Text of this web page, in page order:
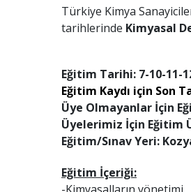
Türkiye Kimya
tarihlerinde Kimyasal
Eğitim Tarihi: 7-10-11-
Eğitim Kaydı için Son
Üye Olmayanlar İçin
Üyelerimiz İçin Eğitim
Eğitim/Sınav Yeri:
Eğitim İçeriği:
-Kimyasalların yönetimi